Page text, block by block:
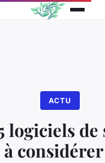
ACTU
logiciels de
à